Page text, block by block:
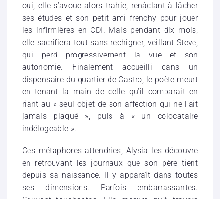
oui, elle s’avoue alors trahie, renâclant à lâcher
ses études et son petit ami frenchy pour jouer
les infirmières en CDI. Mais pendant dix mois,
elle sacrifiera tout sans rechigner, veillant Steve,
qui perd progressivement la vue et son
autonomie. Finalement accueilli dans un
dispensaire du quartier de Castro, le poète meurt
en tenant la main de celle qu’il comparait en
riant au « seul objet de son affection qui ne l’ait
jamais plaqué », puis à « un colocataire
indélogeable ».
Ces métaphores attendries, Alysia les découvre
en retrouvant les journaux que son père tient
depuis sa naissance. Il y apparaît dans toutes
ses dimensions. Parfois embarrassantes.